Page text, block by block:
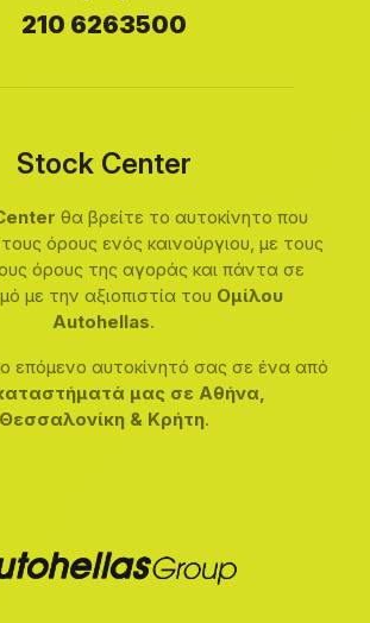
210 6263500
Stock Center
θα βρείτε το αυτοκίνητο που
τους όρους ενός καινούργιου, με τους
όρους της αγοράς και πάντα σε
με την αξιοπιστία του Ομίλου
Autohellas.
επόμενο αυτοκίνητό σας σε ένα από
μας σε Αθήνα,
Θεσσαλονίκη & Κρήτη.